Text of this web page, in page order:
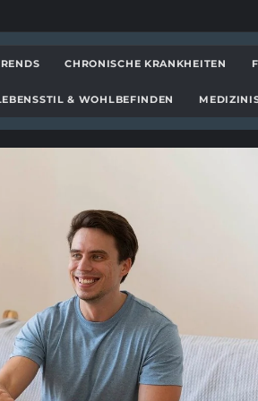
-
CHRONISCHE KRANKHEITEN
& WOHLBEFINDEN